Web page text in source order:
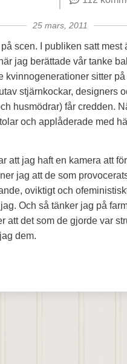
25 mars, 2011
scen. I publiken satt mest
jag berättade vår tanke
sitter
stjärnkockar, designers
husmödrar) får credden.
och applåderade med
att jag haft en kamera att
jag att de som
oviktigt och
Och så tänker jag på
att det som de gjorde var
dem.